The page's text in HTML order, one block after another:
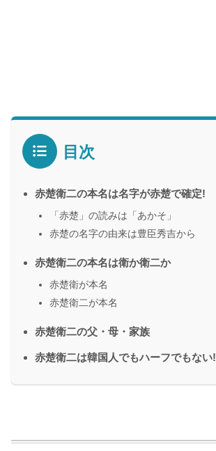
目次
赤楚衛二の本名は名字が赤楚で確定!
「赤楚」の読みは「あかそ」
赤楚の名字の由来は豊臣秀吉から
赤楚衛二の本名は衛か衛二か
赤楚衛が本名
赤楚衛二が本名
赤楚衛二の父・母・家族
赤楚衛二は韓国人でもハーフでもない!